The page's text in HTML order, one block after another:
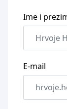
Ime i
E-mail